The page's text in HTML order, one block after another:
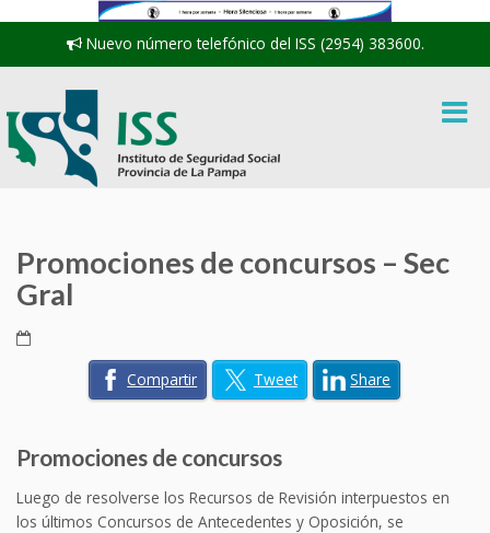
Nuevo número telefónico del ISS (2954) 383600.
Promociones de concursos – Sec
Gral
Compartir Tweet Share
Promociones de concursos
Luego de resolverse los Recursos de Revisión interpuestos en
los últimos Concursos de Antecedentes y Oposición, se